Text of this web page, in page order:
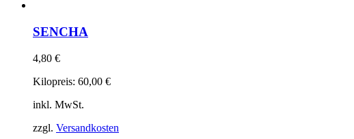
SENCHA
4,80 €
Kilopreis: 60,00 €
inkl. MwSt.
zzgl. Versandkosten